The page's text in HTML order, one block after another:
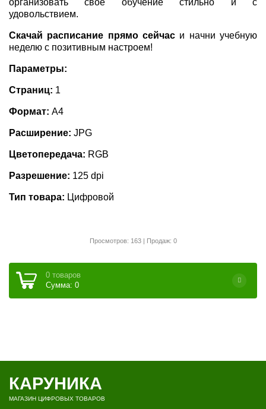
организовать своё обучение стильно и с
удовольствием.
Скачай расписание прямо сейчас и начни учебную
неделю с позитивным настроем!
Параметры:
Страниц: 1
Формат: А4
Расширение: JPG
Цветопередача: RGB
Разрешение: 125 dpi
Тип товара: Цифровой
Просмотров: 163 | Продаж: 0
0 товаров
Сумма: 0
КАРУНИКА
МАГАЗИН ЦИФРОВЫХ ТОВАРОВ